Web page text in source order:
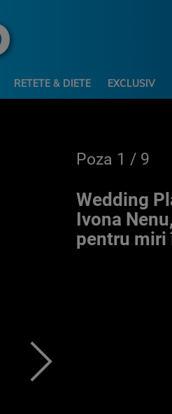
RETETE & DIETE EXCLUSIV
Poza 1 / 9
Wedding
Ivona
pentru miri